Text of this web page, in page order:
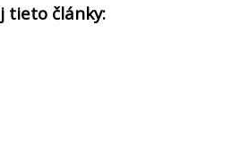
tieto články: